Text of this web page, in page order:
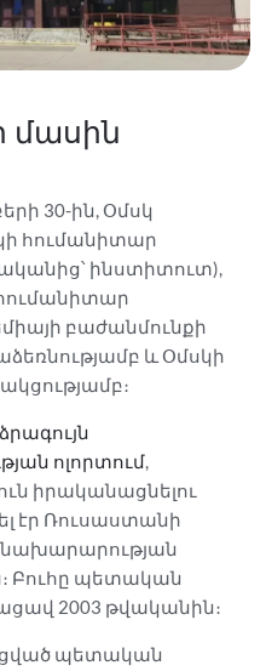
մասին
30-ին, Օմսկ
հումանիտար
ինստիտուտ),
հումանիտար
բաժանմունքի
և Օմսկի
ոլորտում,
իրականացնելու
էր Ռուսաստանի
նախարարության
Բուհը պետական
2003 թվականին։
պետական